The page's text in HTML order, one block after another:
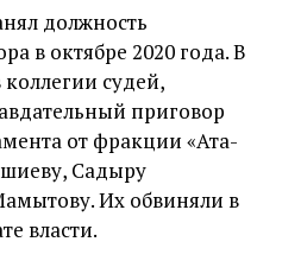
должность
в октябре 2020 года. В
коллегии судей,
приговор
от фракции «Ата-
Садыру
Их обвиняли в
власти.